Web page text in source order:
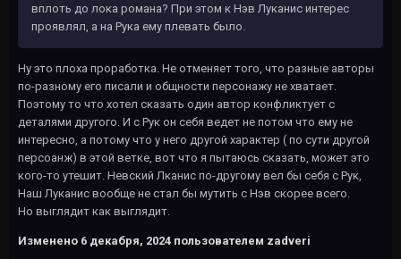
вплоть до лока романа? При этом к Нэв Луканис интерес
проявлял, а на Рука ему плевать было.
Ну это плоха проработка. Не отменяет того, что разные авторы
по-разному его писали и общности персонажу не хватает.
Поэтому то что хотел сказать один автор конфликтует с
деталями другого. И с Рук он себя ведет не потом что ему не
интересно, а потому что у него другой характер ( по сути другой
персоанж) в этой ветке, вот что я пытаюсь сказать, может это
кого-то утешит. Невский Лканис по-другому вел бы себя с Рук,
Наш Луканис вообще не стал бы мутить с Нэв скорее всего.
Но выглядит как выглядит.
Изменено 6 декабря, 2024 пользователем zadveri